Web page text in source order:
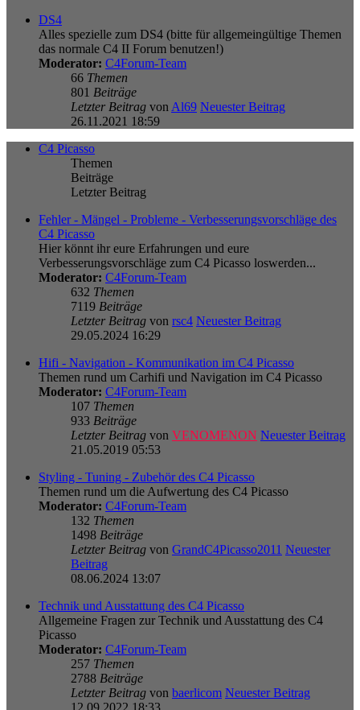
DS4
Alles spezielle zum DS4 (bitte für allgemeingültige Themen
das normale C4 II Forum benutzen!)
Moderator: C4Forum-Team
66 Themen
801 Beiträge
Letzter Beitrag von Al69 Neuester Beitrag
26.11.2021 18:59
C4 Picasso
Themen
Beiträge
Letzter Beitrag
Fehler - Mängel - Probleme - Verbesserungsvorschläge des
C4 Picasso
Hier könnt ihr eure Erfahrungen und eure
Verbesserungsvorschläge zum C4 Picasso loswerden...
Moderator: C4Forum-Team
632 Themen
7119 Beiträge
Letzter Beitrag von rsc4 Neuester Beitrag
29.05.2024 16:29
Hifi - Navigation - Kommunikation im C4 Picasso
Themen rund um Carhifi und Navigation im C4 Picasso
Moderator: C4Forum-Team
107 Themen
933 Beiträge
Letzter Beitrag von VENOMENON Neuester Beitrag
21.05.2019 05:53
Styling - Tuning - Zubehör des C4 Picasso
Themen rund um die Aufwertung des C4 Picasso
Moderator: C4Forum-Team
132 Themen
1498 Beiträge
Letzter Beitrag von GrandC4Picasso2011 Neuester
Beitrag
08.06.2024 13:07
Technik und Ausstattung des C4 Picasso
Allgemeine Fragen zur Technik und Ausstattung des C4
Picasso
Moderator: C4Forum-Team
257 Themen
2788 Beiträge
Letzter Beitrag von baerlicom Neuester Beitrag
12.09.2022 18:33